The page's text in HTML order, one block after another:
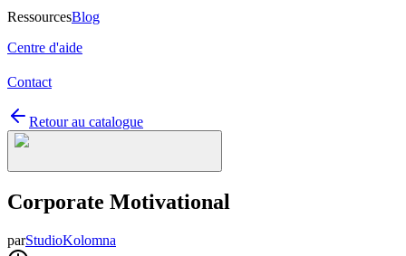
RessourcesBlog
Centre d'aide
Contact
Retour au catalogue
Corporate Motivational
parStudioKolomna